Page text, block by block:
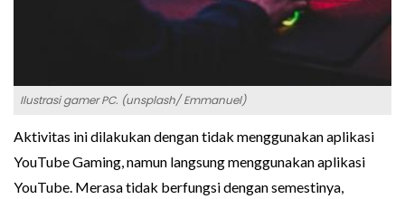
Ilustrasi gamer PC. (unsplash/ Emmanuel)
Aktivitas ini dilakukan dengan tidak menggunakan aplikasi
YouTube Gaming, namun langsung menggunakan aplikasi
YouTube. Merasa tidak berfungsi dengan semestinya,